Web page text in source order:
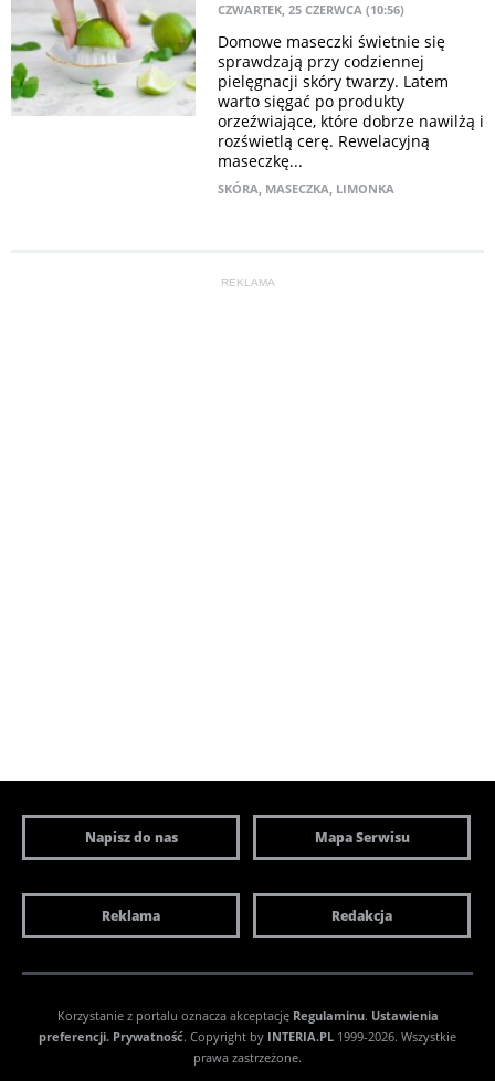
CZWARTEK, 25 CZERWCA (10:56)
Domowe maseczki świetnie się
sprawdzają przy codziennej
pielęgnacji skóry twarzy. Latem
warto sięgać po produkty
orzeźwiające, które dobrze nawilżą i
rozświetlą cerę. Rewelacyjną
maseczkę...
SKÓRA, MASECZKA, LIMONKA
REKLAMA
Napisz do nas Mapa Serwisu
Reklama Redakcja
Korzystanie z portalu oznacza akceptację Regulaminu. Ustawienia
preferencji. Prywatność. Copyright by INTERIA.PL 1999-2026. Wszystkie
prawa zastrzeżone.